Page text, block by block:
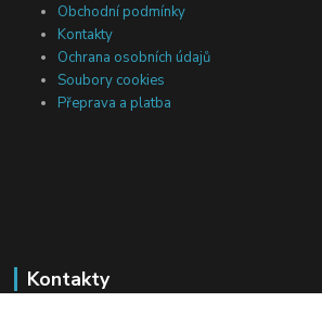
Obchodní podmínky
Kontakty
Ochrana osobních údajů
Soubory cookies
Přeprava a platba
Kontakty